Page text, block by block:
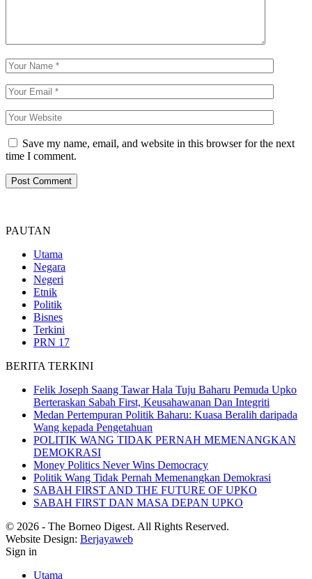
Save my name, email, and website in this browser for the next
time I comment.
PAUTAN
Utama
Negara
Negeri
Etnik
Politik
Bisnes
Terkini
PRN 17
BERITA TERKINI
Felik Joseph Saang Tawar Hala Tuju Baharu Pemuda Upko
Berteraskan Sabah First, Keusahawanan Dan Integriti
Medan Pertempuran Politik Baharu: Kuasa Beralih daripada
Wang kepada Pengetahuan
POLITIK WANG TIDAK PERNAH MEMENANGKAN
DEMOKRASI
Money Politics Never Wins Democracy
Politik Wang Tidak Pernah Memenangkan Demokrasi
SABAH FIRST AND THE FUTURE OF UPKO
SABAH FIRST DAN MASA DEPAN UPKO
© 2026 - The Borneo Digest. All Rights Reserved.
Website Design: Berjayaweb
Sign in
Utama